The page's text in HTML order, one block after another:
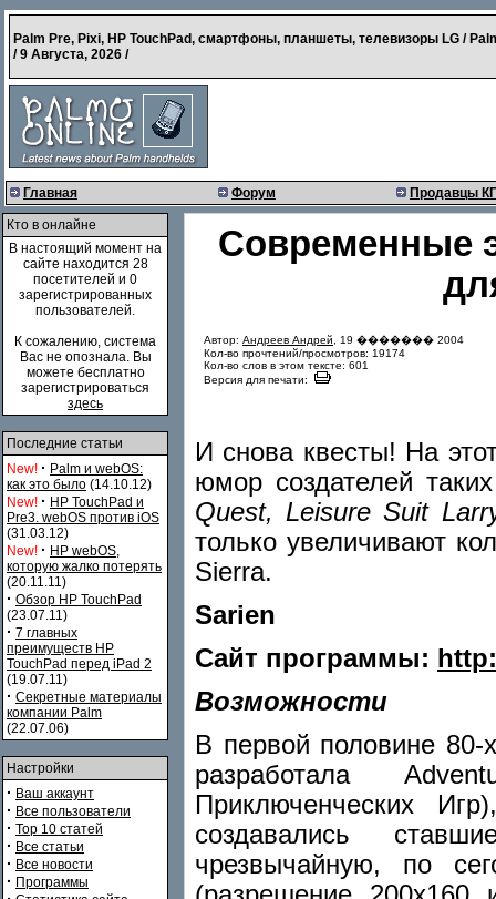
Palm Pre, Pixi, HP TouchPad, смартфоны, планшеты, телевизоры LG /
/9 Августа, 2026 /
Главная Форум Продавцы
Кто в онлайне
В настоящий момент на
сайте находится 28
посетителей и 0
зарегистрированных
пользователей.
К сожалению, система
Вас не опознала. Вы
можете бесплатно
зарегистрироваться
здесь
Последние статьи
New! · Palm и webOS:
как это было (14.10.12)
New! · HP TouchPad и
Pre3. webOS против iOS
(31.03.12)
New! · HP webOS,
которую жалко потерять
(20.11.11)
· Обзор HP TouchPad
(23.07.11)
· 7 главных
преимуществ HP
TouchPad перед iPad 2
(19.07.11)
· Секретные материалы
компании Palm
(22.07.06)
Настройки
· Ваш аккаунт
· Все пользователи
· Top 10 статей
· Все статьи
· Все новости
· Программы
Современные
Автор: Андреев Андрей , 19 ������� 2004
Кол-во прочтений/просмотров: 19174
Кол-во слов в этом тексте: 601
Версия для печати:
И снова квесты! На
юмор создателей
Quest, Leisure Suit
только увеличивают
Sierra.
Sarien
Сайт программы:
Возможности
В первой половине 80-
разработала
Приключенческих
создавались
чрезвычайную, по